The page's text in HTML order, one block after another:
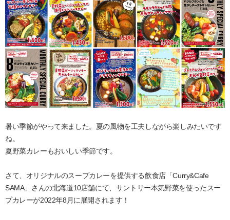
暑い季節がやって来ました。夏の風物を工夫しながら楽しみたいです
ね。
夏野菜カレーもおいしい季節です。
さて、オリジナルのスープカレーを提供する飲食店「Curry&Cafe
SAMA」さんの北海道10店舗にて、サントリー本気野菜を使ったスー
プカレーが2022年8月に展開されます！